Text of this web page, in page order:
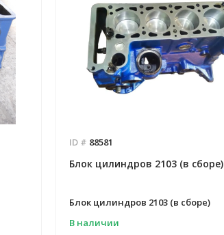
ID # 88581
Блок цилиндров 2103 (в сборе)
Блок цилиндров 2103 (в сборе)
В наличии